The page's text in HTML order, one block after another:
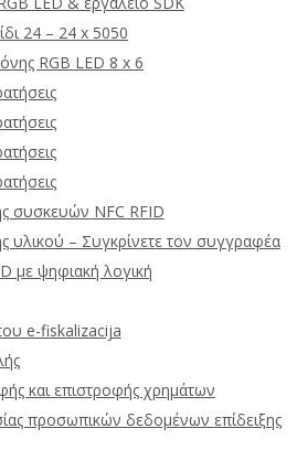
24 – 24 x 5050
RGB LED 8 x 6
συσκευών NFC RFID
υλικού – Συγκρίνετε τον συγγραφέα
με ψηφιακή λογική
e-fiskalizacija
και επιστροφής χρημάτων
προσωπικών δεδομένων επίδειξης